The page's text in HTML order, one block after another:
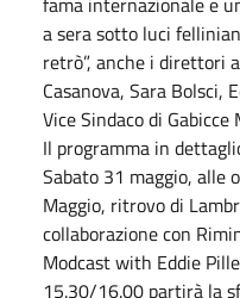
a sera sotto luci
retrò”, anche i direttori
Casanova, Sara Bolsci,
Vice Sindaco di
Il programma in
Sabato 31 maggio, alle
Maggio, ritrovo di
collaborazione con
Modcast with Eddie
15.30/16.00 partirà la